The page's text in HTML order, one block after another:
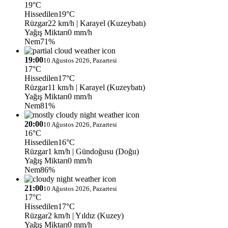
19°C
Hissedilen19°C
Rüzgar22 km/h | Karayel (Kuzeybatı)
Yağış Miktarı0 mm/h
Nem71%
19:0010 Ağustos 2026, Pazartesi
17°C
Hissedilen17°C
Rüzgar11 km/h | Karayel (Kuzeybatı)
Yağış Miktarı0 mm/h
Nem81%
20:0010 Ağustos 2026, Pazartesi
16°C
Hissedilen16°C
Rüzgar1 km/h | Gündoğusu (Doğu)
Yağış Miktarı0 mm/h
Nem86%
21:0010 Ağustos 2026, Pazartesi
17°C
Hissedilen17°C
Rüzgar2 km/h | Yıldız (Kuzey)
Yağış Miktarı0 mm/h